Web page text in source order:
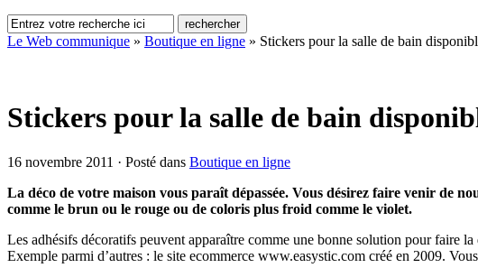
Le Web communique » Boutique en ligne » Stickers pour la salle de bain
Stickers pour la salle de bain
16 novembre 2011 · Posté dans Boutique en ligne
La déco de votre maison vous paraît dépassée. Vous désirez faire venir de
comme le brun ou le rouge ou de coloris plus froid comme le violet.
Les adhésifs décoratifs peuvent apparaître comme une bonne solution pour faire
Exemple parmi d’autres : le site ecommerce www.easystic.com créé en 2009.